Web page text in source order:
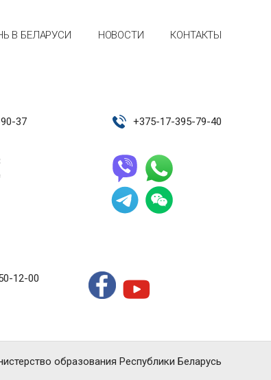
В БЕЛАРУСИ НОВОСТИ КОНТАКТЫ
37 +375-17-395-79-40
12-00
образования Республики Беларусь